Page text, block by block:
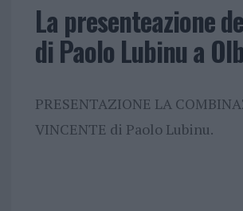
La presenteazione
di Paolo Lubinu a
PRESENTAZIONE LA
VINCENTE di Paolo Lubinu.